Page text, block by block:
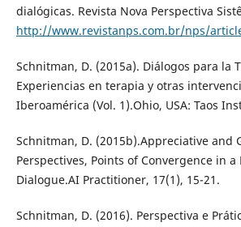
dialógicas. Revista Nova Perspectiva
http://www.revistanps.com.br/nps/
Schnitman, D. (2015a). Diálogos para la
Experiencias en terapia y otras
Iberoamérica (Vol. 1).Ohio, USA: Taos
Schnitman, D. (2015b).Appreciative and
Perspectives, Points of Convergence in a
Dialogue.AI Practitioner, 17(1), 15-21.
Schnitman, D. (2016). Perspectiva e